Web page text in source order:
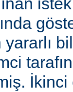
yararlı